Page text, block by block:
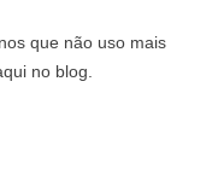
que não uso mais
no blog.